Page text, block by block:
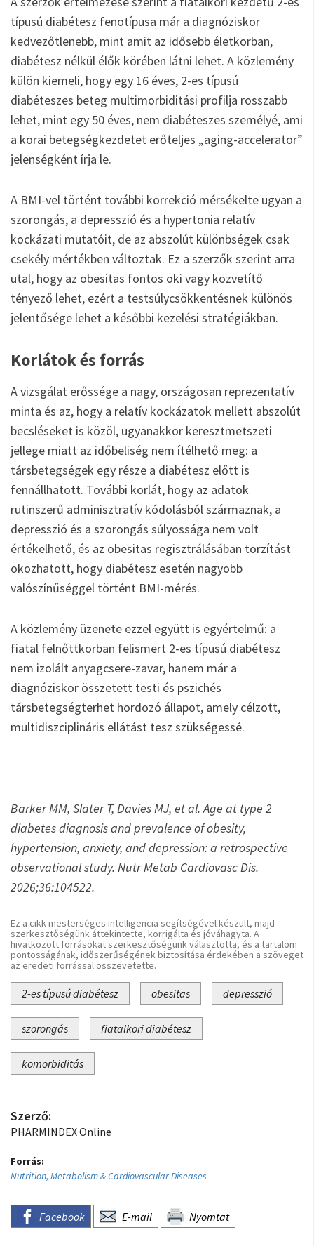
típusú diabétesz fenotípusa már a diagnóziskor
kedvezőtlenebb, mint amit az idősebb életkorban,
diabétesz nélkül élők körében látni lehet. A közlemény
külön kiemeli, hogy egy 16 éves, 2-es típusú
diabéteszes beteg multimorbiditási profilja rosszabb
lehet, mint egy 50 éves, nem diabéteszes személyé, ami
a korai betegségkezdetet erőteljes „aging-accelerator”
jelenségként írja le.
A BMI-vel történt további korrekció mérsékelte ugyan a
szorongás, a depresszió és a hypertonia relatív
kockázati mutatóit, de az abszolút különbségek csak
csekély mértékben változtak. Ez a szerzők szerint arra
utal, hogy az obesitas fontos oki vagy közvetítő
tényező lehet, ezért a testsúlycsökkentésnek különös
jelentősége lehet a későbbi kezelési stratégiákban.
Korlátok és forrás
A vizsgálat erőssége a nagy, országosan reprezentatív
minta és az, hogy a relatív kockázatok mellett abszolút
becsléseket is közöl, ugyanakkor keresztmetszeti
jellege miatt az időbeliség nem ítélhető meg: a
társbetegségek egy része a diabétesz előtt is
fennállhatott. További korlát, hogy az adatok
rutinszerű adminisztratív kódolásból származnak, a
depresszió és a szorongás súlyossága nem volt
értékelhető, és az obesitas regisztrálásában torzítást
okozhatott, hogy diabétesz esetén nagyobb
valószínűséggel történt BMI-mérés.
A közlemény üzenete ezzel együtt is egyértelmű: a
fiatal felnőttkorban felismert 2-es típusú diabétesz
nem izolált anyagcsere-zavar, hanem már a
diagnóziskor összetett testi és pszichés
társbetegségterhet hordozó állapot, amely célzott,
multidiszciplináris ellátást tesz szükségessé.
Barker MM, Slater T, Davies MJ, et al. Age at type 2
diabetes diagnosis and prevalence of obesity,
hypertension, anxiety, and depression: a retrospective
observational study. Nutr Metab Cardiovasc Dis.
2026;36:104522.
Ez a cikk mesterséges intelligencia segítségével készült, majd
szerkesztőségünk áttekintette, korrigálta és jóváhagyta. A
hivatkozott forrásokat szerkesztőségünk választotta, és a tartalom
pontosságának, időszerűségének biztosítása érdekében a szöveget
az eredeti forrással összevetette.
2-es típusú diabétesz obesitas depresszió
szorongás fiatalkori diabétesz
komorbiditás
Szerző:
PHARMINDEX Online
Forrás:
Nutrition, Metabolism & Cardiovascular Diseases
Facebook E-mail Nyomtat